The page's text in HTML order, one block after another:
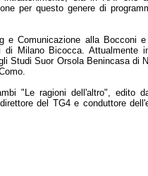
per questo genere di
e Comunicazione alla Bocconi
Milano Bicocca. Attualmente
Studi Suor Orsola Benincasa di
"Le ragioni dell'altro", edito
del TG4 e conduttore